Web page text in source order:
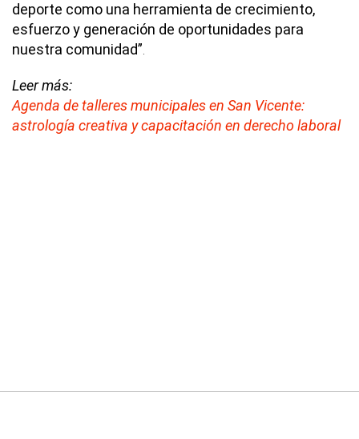
deporte como una herramienta de crecimiento,
esfuerzo y generación de oportunidades para
nuestra comunidad”.
Leer más:
Agenda de talleres municipales en San Vicente:
astrología creativa y capacitación en derecho laboral